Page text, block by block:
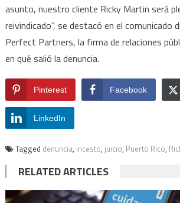
asunto, nuestro cliente Ricky Martin será
reivindicado”, se destacó en el comunicado
Perfect Partners, la firma de relaciones
en qué salió la denuncia.
Pinterest Facebook
LinkedIn
Tagged denuncia, incesto, juicio, Puerto Rico,
RELATED ARTICLES